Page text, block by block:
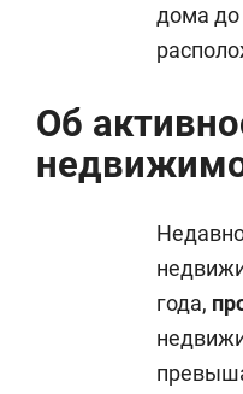
дома до
Об
года,